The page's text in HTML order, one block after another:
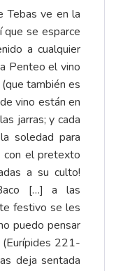
Tebas ve en la
que se esparce
a cualquier
Penteo el vino
también es
vino están en
jarras; y cada
soledad para
con el pretexto
a su culto!
[…] a las
festivo se les
puedo pensar
(Eurípides 221-
deja sentada